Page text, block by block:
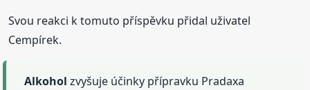
Svou reakci k tomuto příspěvku přidal uživatel
Cempírek.
Alkohol zvyšuje účinky přípravku Pradaxa